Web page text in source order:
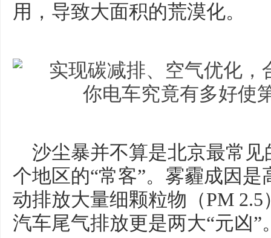
用，导致大面积的荒漠化。
沙尘暴并不算是北京最常
个地区的“常客”。雾霾成因
动排放大量细颗粒物（PM
汽车尾气排放更是两大“元凶”